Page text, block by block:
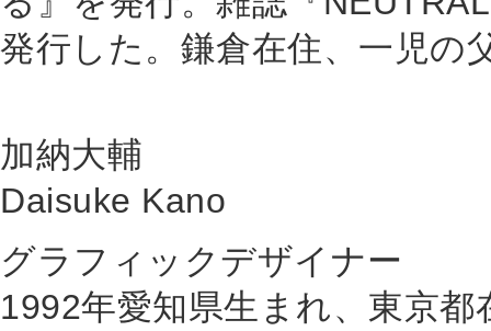
発行した。鎌倉在住、一児の
加納大輔
Daisuke Kano
グラフィックデザイナー
1992年愛知県生まれ、東京都